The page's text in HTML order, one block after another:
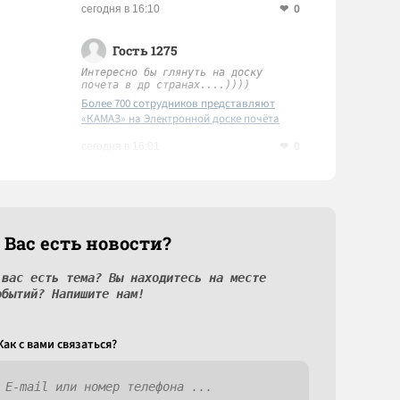
сегодня в 16:10 0
Гость 1275
Интересно бы глянуть на доску
почета в др странах....))))
Более 700 сотрудников представляют
«КАМАЗ» на Электронной доске почёта
есть новости?
есть тема? Вы находитесь на месте
Напишите нам!
c вами связаться?